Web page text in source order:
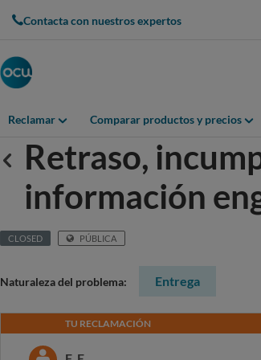
Contacta con nuestros expertos
Reclamar Comparar productos y precios
Anterior
Retraso,
información
CLOSED PÚBLICA
Naturaleza del problema: Entrega
TU RECLAMACIÓN